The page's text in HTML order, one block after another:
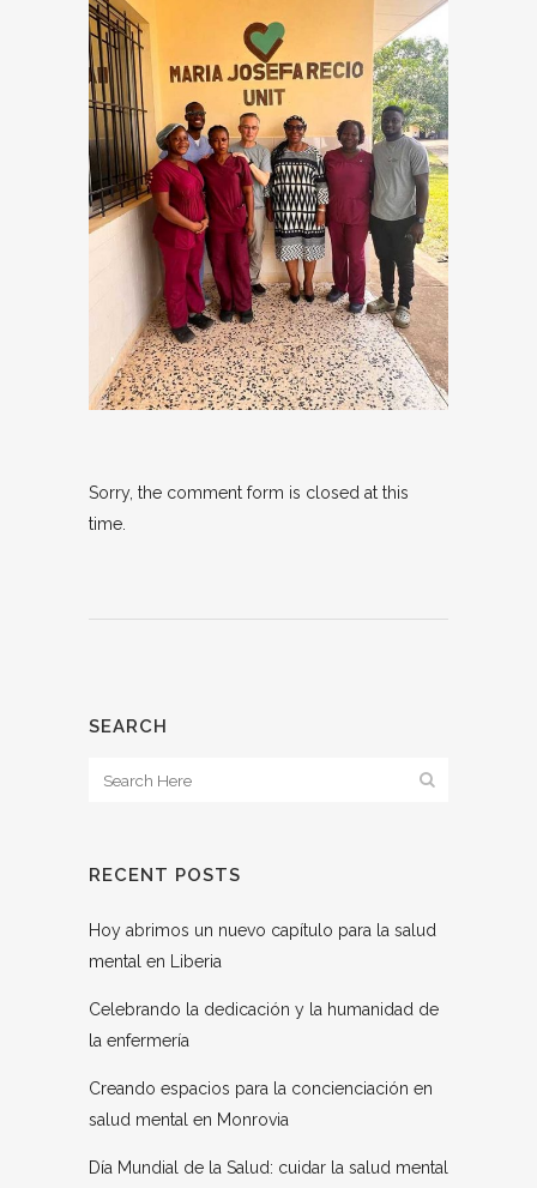
Sorry, the comment form is closed at this
time.
SEARCH
RECENT POSTS
Hoy abrimos un nuevo capítulo para la salud
mental en Liberia
Celebrando la dedicación y la humanidad de
la enfermería
Creando espacios para la concienciación en
salud mental en Monrovia
Día Mundial de la Salud: cuidar la salud mental